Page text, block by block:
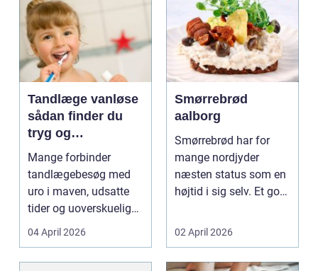
Tandlæge vanløse
sådan finder du
tryg og
professionel
tandpleje
Mange forbinder
tandlægebesøg med
uro i maven, udsatte
tider og uoverskuelige
priser. Samtidig ved
04 April 2026
Smørrebrød
aalborg
Smørrebrød har for
mange nordjyder
næsten status som en
højtid i sig selv. Et godt
02 April 2026